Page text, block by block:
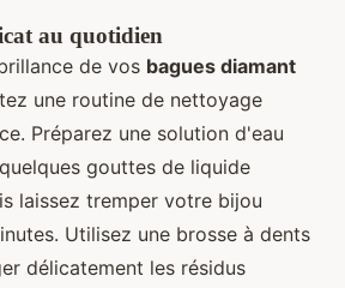
au quotidien
de vos bagues diamant
une routine de nettoyage
Préparez une solution d'eau
gouttes de liquide
laissez tremper votre bijou
Utilisez une brosse à dents
délicatement les résidus